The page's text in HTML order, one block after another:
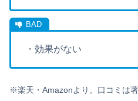
・効果がない
※楽天・Amazonより。口コミは